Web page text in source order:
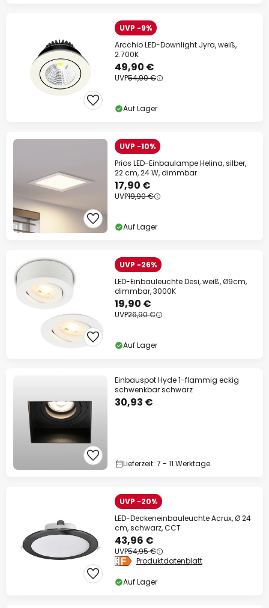
UVP -9%
Arcchio LED-Downlight Jyra, weiß,
2.700K
49,90 €
UVP54,90 €
Auf Lager
UVP -10%
Prios LED-Einbaulampe Helina, silber,
22 cm, 24 W, dimmbar
17,90 €
UVP19,90 €
Auf Lager
UVP -26%
LED-Einbauleuchte Desi, weiß, Ø9cm,
dimmbar, 3000K
19,90 €
UVP26,90 €
Auf Lager
Einbauspot Hyde 1-flammig eckig
schwenkbar schwarz
30,93 €
Lieferzeit: 7 - 11 Werktage
UVP -20%
LED-Deckeneinbauleuchte Acrux, Ø 24
cm, schwarz, CCT
43,96 €
UVP54,95 €
Produktdatenblatt
Auf Lager